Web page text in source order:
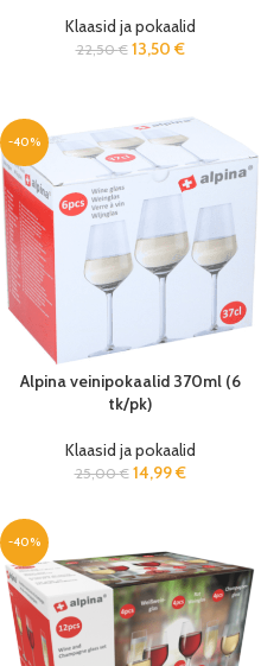
Klaasid ja pokaalid
22,50€ 13,50 €
-40%
Alpina veinipokaalid 370ml (6
tk/pk)
Klaasid ja pokaalid
25,00€ 14,99€
-40%